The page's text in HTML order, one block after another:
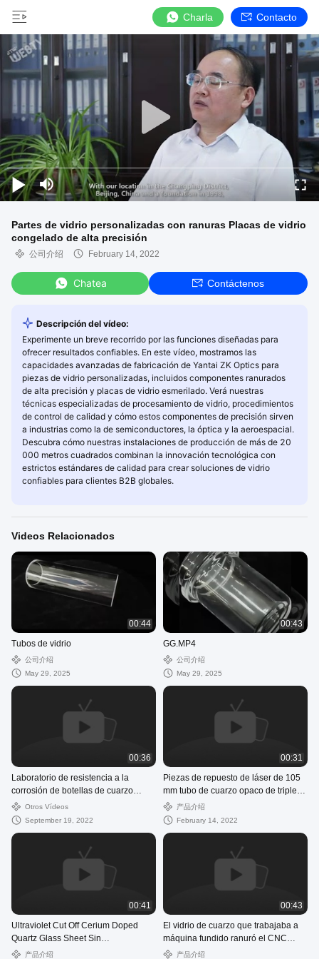
Charla Contacto
Partes de vidrio personalizadas con ranuras Placas de vidrio
congelado de alta precisión
公司介绍 February 14, 2022
Chatea Contáctenos
Descripción del vídeo:
Experimente un breve recorrido por las funciones diseñadas para
ofrecer resultados confiables. En este vídeo, mostramos las
capacidades avanzadas de fabricación de Yantai ZK Optics para
piezas de vidrio personalizadas, incluidos componentes ranurados
de alta precisión y placas de vidrio esmerilado. Verá nuestras
técnicas especializadas de procesamiento de vidrio, procedimientos
de control de calidad y cómo estos componentes de precisión sirven
a industrias como la de semiconductores, la óptica y la aeroespacial.
Descubra cómo nuestras instalaciones de producción de más de 20
000 metros cuadrados combinan la innovación tecnológica con
estrictos estándares de calidad para crear soluciones de vidrio
confiables para clientes B2B globales.
Videos Relacionados
00:44
Tubos de vidrio
公司介绍
May 29, 2025
00:43
GG.MP4
公司介绍
May 29, 2025
00:36
Laboratorio de resistencia a la
corrosión de botellas de cuarzo
fundido a alta temperatura
Otros Vídeos
September 19, 2022
00:31
Piezas de repuesto de láser de 105
mm tubo de cuarzo opaco de triple
orificio congelado
产品介绍
February 14, 2022
00:41
Ultraviolet Cut Off Cerium Doped
Quartz Glass Sheet Sin
recubrimiento
产品介绍
00:43
El vidrio de cuarzo que trabajaba a
máquina fundido ranuró el CNC
parte resistencia da alta temperatura
产品介绍